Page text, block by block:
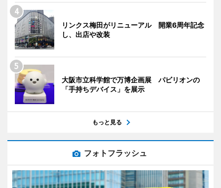
リンクス梅田がリニューアル 開業6周年記念
し、出店や改装
大阪市立科学館で万博企画展 パビリオンの
「手持ちデバイス」を展示
もっと見る
フォトフラッシュ